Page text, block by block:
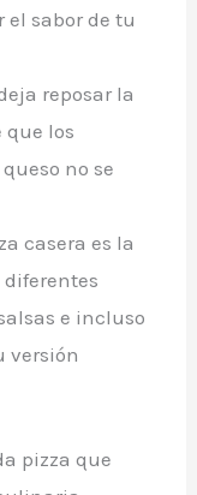
el sabor de tu
reposar la
que los
no se
casera es la
e incluso
versión
pizza que